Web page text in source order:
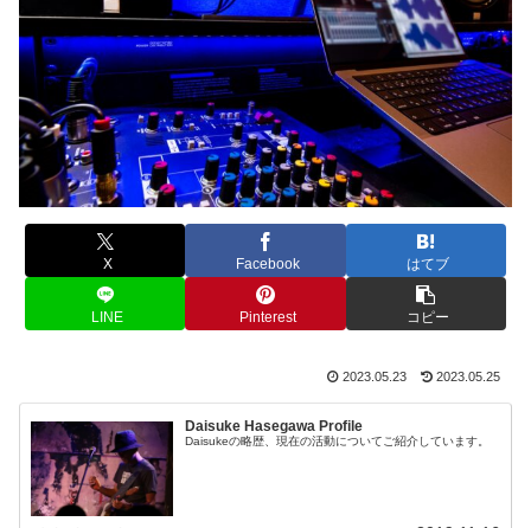
X Facebook はてブ
LINE Pinterest コピー
2023.05.23 2023.05.25
Daisuke Hasegawa Profile
Daisukeの略歴、現在の活動についてご紹介しています。